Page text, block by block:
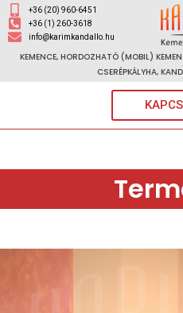
+36 (20) 960-6451
+36 (1) 260-3618
info@karimkandallo.hu
KEMENCE, HORDOZHATÓ (MOBIL)
CSERÉPKÁLYHA,